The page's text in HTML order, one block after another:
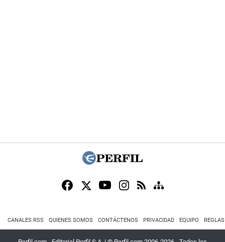
CANALES RSS QUIENES SOMOS CONTÁCTENOS PRIVACIDAD EQUIPO